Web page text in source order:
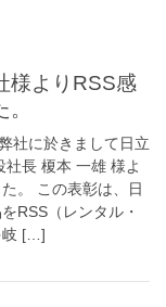
様よりRSS感
社に於きまして日立
長 榎本 一雄 様よ
。 この表彰は、日
RSS（レンタル・
岐 […]